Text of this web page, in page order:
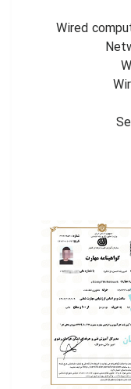
Wired